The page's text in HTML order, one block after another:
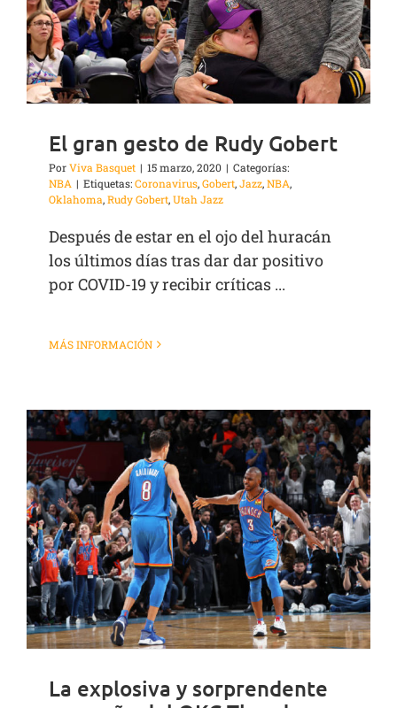
El gran gesto de Rudy Gobert
PorViva Basquet | 15 marzo, 2020 | Categorías:
NBA | Etiquetas:Coronavirus,Gobert,Jazz,NBA,
Oklahoma,Rudy Gobert,Utah Jazz
Después de estar en el ojo del huracán
los últimos días tras dar dar positivo
por COVID-19 y recibir críticas ...
MÁS INFORMACIÓN
La explosiva y sorprendente